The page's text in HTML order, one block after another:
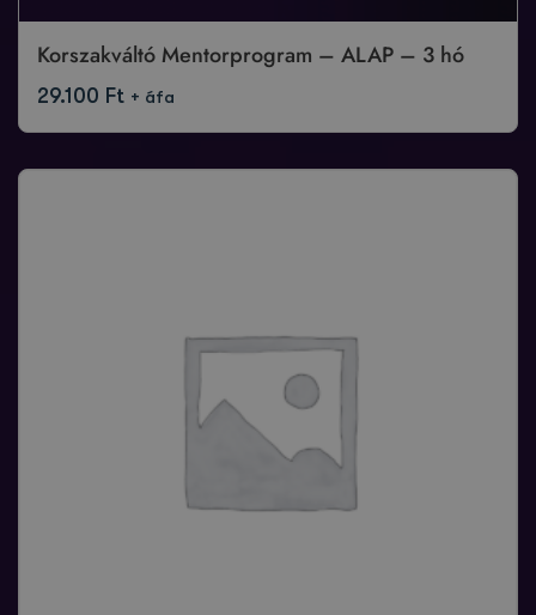
Korszakváltó Mentorprogram – ALAP – 3 hó
29.100 Ft + áfa